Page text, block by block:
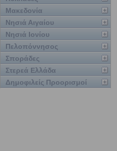
Μακεδονία
Νησιά Αιγαίου
Νησιά Ιονίου
Πελοπόννησος
Σποράδες
Στερεά Ελλάδα
Δημοφιλείς Προορισμοί